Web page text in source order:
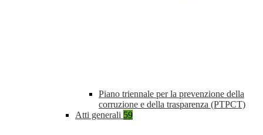
Piano triennale per la prevenzione della
corruzione e della trasparenza (PTPCT)
Atti generali 59